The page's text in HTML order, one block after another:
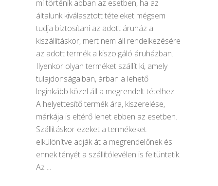
mi történik abban az esetben, ha az
általunk kiválasztott tételeket mégsem
tudja biztosítani az adott áruház a
kiszállításkor, mert nem áll rendelkezésére
az adott termék a kiszolgáló áruházban.
Ilyenkor olyan terméket szállít ki, amely
tulajdonságaiban, árban a lehető
leginkább közel áll a megrendelt tételhez.
A helyettesítő termék ára, kiszerelése,
márkája is eltérő lehet ebben az esetben.
Szállításkor ezeket a termékeket
elkülönítve adják át a megrendelőnek és
ennek tényét a szállítólevélen is feltüntetik.
Az